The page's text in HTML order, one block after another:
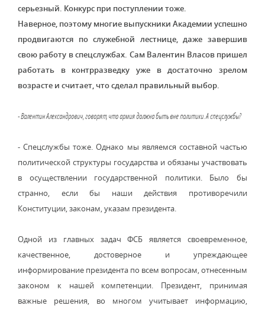
серьезный. Конкурс при поступлении тоже.
Наверное, поэтому многие выпускники Академии успешно
продвигаются по служебной лестнице, даже завершив
свою работу в спецслужбах. Сам Валентин Власов пришел
работать в контрразведку уже в достаточно зрелом
возрасте и считает, что сделал правильный выбор.
- Валентин Александрович, говорят, что армия должна быть вне политики. А спецслужбы?
- Спецслужбы тоже. Однако мы являемся составной частью
политической структуры государства и обязаны участвовать
в осуществлении государственной политики. Было бы
странно, если бы наши действия противоречили
Конституции, законам, указам президента.
Одной из главных задач ФСБ является своевременное,
качественное, достоверное и упреждающее
информирование президента по всем вопросам, отнесенным
законом к нашей компетенции. Президент, принимая
важные решения, во многом учитывает информацию,